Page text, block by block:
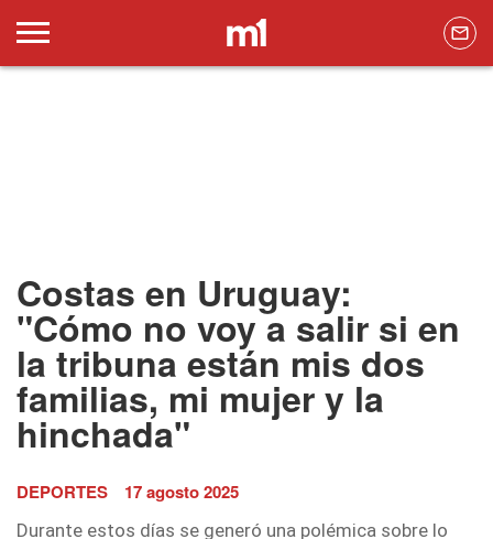
Costas en Uruguay:
"Cómo no voy a salir si en
la tribuna están mis dos
familias, mi mujer y la
hinchada"
DEPORTES 17 agosto 2025
Durante estos días se generó una polémica sobre lo